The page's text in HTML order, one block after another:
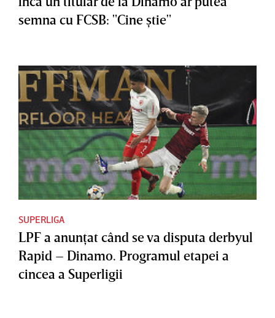
semna cu FCSB: "Cine ştie"
SUPERLIGA
LPF a anunţat când se va disputa derbyul
Rapid – Dinamo. Programul etapei a
cincea a Superligii